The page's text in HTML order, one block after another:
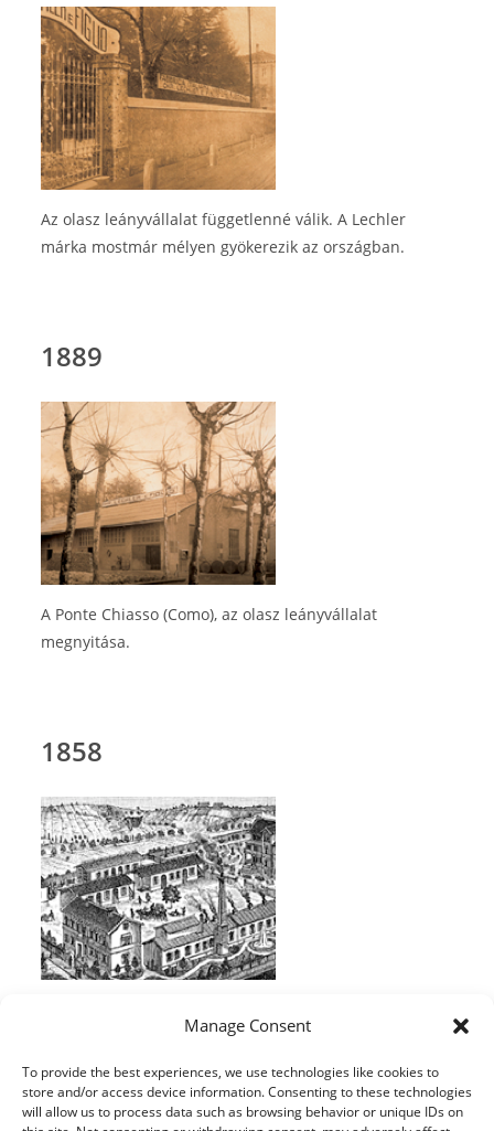
Manage Consent
To provide the best experiences, we use technologies like cookies to
store and/or access device information. Consenting to these technologies
will allow us to process data such as browsing behavior or unique IDs on
Az olasz leányvállalat függetlenné válik. A Lechler
márka mostmár mélyen gyökerezik az országban.
1889
A Ponte Chiasso (Como), az olasz leányvállalat
megnyitása.
1858